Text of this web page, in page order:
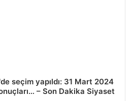
seçim yapıldı: 31 Mart 2024
– Son Dakika Siyaset